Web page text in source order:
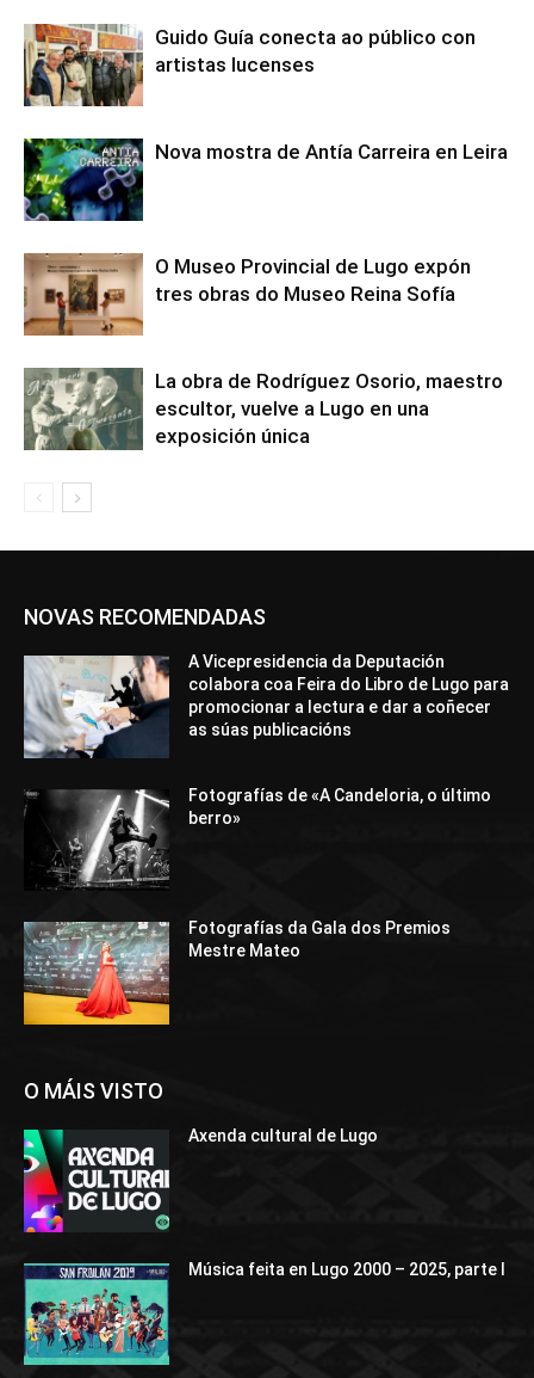
Guido Guía conecta ao público con
artistas lucenses
Nova mostra de Antía Carreira en Leira
O Museo Provincial de Lugo expón
tres obras do Museo Reina Sofía
La obra de Rodríguez Osorio, maestro
escultor, vuelve a Lugo en una
exposición única
NOVAS RECOMENDADAS
A Vicepresidencia da Deputación
colabora coa Feira do Libro de Lugo para
promocionar a lectura e dar a coñecer
as súas publicacións
Fotografías de «A Candeloria, o último
berro»
Fotografías da Gala dos Premios
Mestre Mateo
O MÁIS VISTO
Axenda cultural de Lugo
Música feita en Lugo 2000 – 2025, parte I